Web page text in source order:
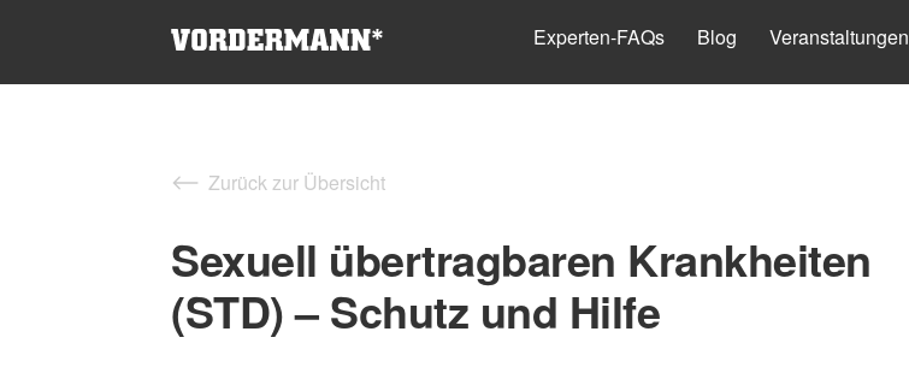
Experten-FAQs Blog Veranstaltungen
Zurück zur Übersicht
Sexuell übertragbaren Krankheiten
(STD) – Schutz und Hilfe